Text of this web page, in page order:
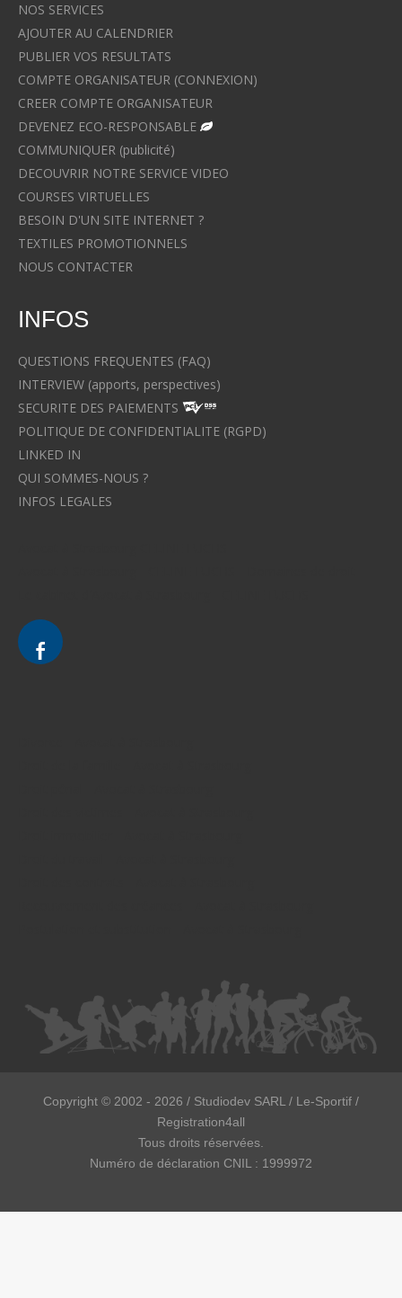
NOS SERVICES
AJOUTER AU CALENDRIER
PUBLIER VOS RESULTATS
COMPTE ORGANISATEUR (CONNEXION)
CREER COMPTE ORGANISATEUR
DEVENEZ ECO-RESPONSABLE
COMMUNIQUER (publicité)
DECOUVRIR NOTRE SERVICE VIDEO
COURSES VIRTUELLES
BESOIN D'UN SITE INTERNET ?
TEXTILES PROMOTIONNELS
NOUS CONTACTER
INFOS
QUESTIONS FREQUENTES (FAQ)
INTERVIEW (apports, perspectives)
SECURITE DES PAIEMENTS
POLITIQUE DE CONFIDENTIALITE (RGPD)
LINKED IN
QUI SOMMES-NOUS ?
INFOS LEGALES
Copyright © 2002 - 2026 / Studiodev SARL / Le-Sportif /
Registration4all
Tous droits réservées.
Numéro de déclaration CNIL : 1999972